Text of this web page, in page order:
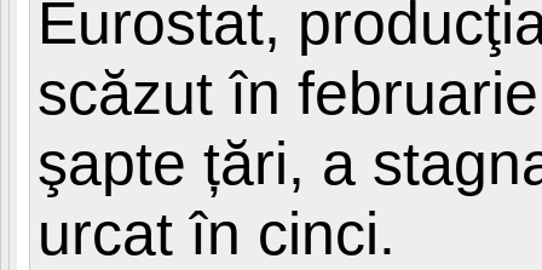
Eurostat,
scăzut în
şapte țări, a
urcat în cinci.